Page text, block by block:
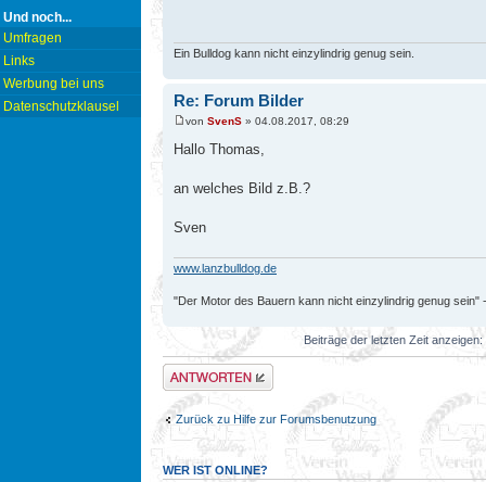
Und noch...
Umfragen
Links
Werbung bei uns
Datenschutzklausel
Ein Bulldog kann nicht einzylindrig genug sein.
Re: Forum Bilder
von SvenS » 04.08.2017, 08:29
Hallo Thomas,
an welches Bild z.B.?
Sven
www.lanzbulldog.de
"Der Motor des Bauern kann nicht einzylindrig genug sein"
Beiträge der letzten Zeit anzeigen:
Antwort erstellen
Zurück zu Hilfe zur Forumsbenutzung
WER IST ONLINE?